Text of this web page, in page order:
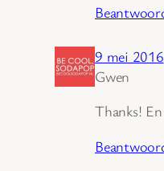
9 mei 2016
Gwen
Thanks!